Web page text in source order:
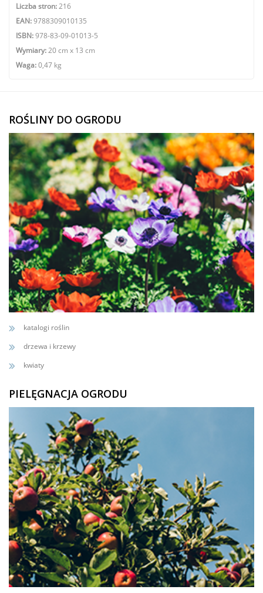
Liczba stron:216
EAN:9788309010135
ISBN:978-83-09-01013-5
Wymiary:20 cm x 13 cm
Waga:0,47 kg
ROŚLINY DO OGRODU
katalogi roślin
drzewa i krzewy
kwiaty
PIELĘGNACJA OGRODU